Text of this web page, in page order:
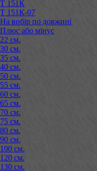
Т 151К
Т 151К-07
На вибір по довжині
Плюс або мінус
22 см.
30 см.
35 см.
40 см.
50 см.
55 см.
60 см.
65 см.
70 см.
75 см.
80 см.
90 см.
100 см.
120 см.
130 см.